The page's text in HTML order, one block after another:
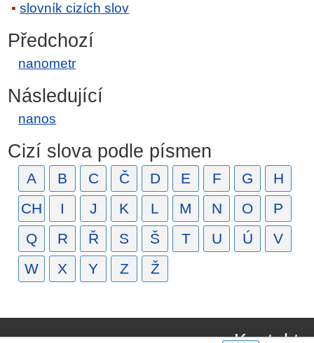
slovník cizích slov
Předchozí
nanometr
Následující
nanos
Cizí slova podle písmen
A B C Č D E F G
H
CH
I J K L M N O
P
Q
R Ř S Š T U Ú
V
W
X Y Z Ž